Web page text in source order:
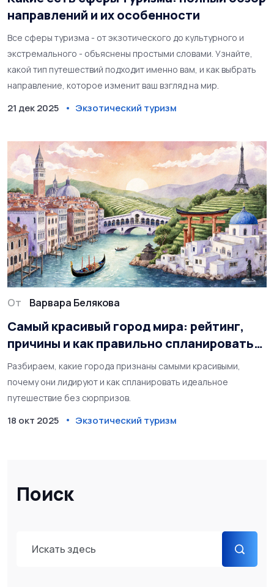
Поиск
направлений и их особенности
Все сферы туризма - от экзотического до культурного и
экстремального - объяснены простыми словами. Узнайте,
какой тип путешествий подходит именно вам, и как выбрать
направление, которое изменит ваш взгляд на мир.
21 дек 2025 Экзотический туризм
От Варвара Белякова
Самый красивый город мира: рейтинг,
причины и как правильно спланировать
поездку
Разбираем, какие города признаны самыми красивыми,
почему они лидируют и как спланировать идеальное
путешествие без сюрпризов.
18 окт 2025 Экзотический туризм